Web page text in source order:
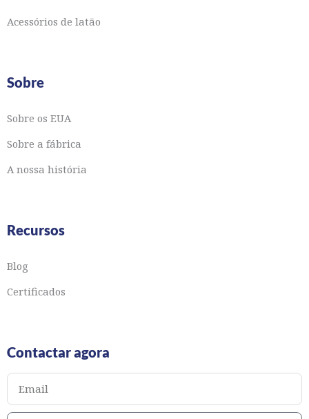
Acessórios de latão
Sobre
Sobre os EUA
Sobre a fábrica
A nossa história
Recursos
Blog
Certificados
Contactar agora